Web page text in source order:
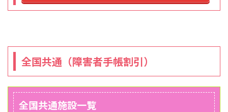
全国共通（障害者手帳割引）
全国共通施設一覧